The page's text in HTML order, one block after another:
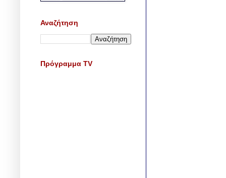
Αναζήτηση
Πρόγραμμα TV